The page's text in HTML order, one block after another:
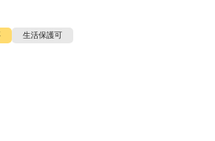
生活保護可